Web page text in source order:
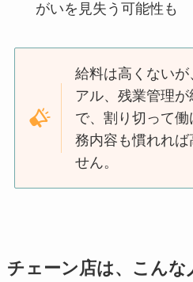
がいを見失う可能性も
給料は高くないが
アル、残業管理
で、割り切って
務内容も慣れれば
せん。
チェーン店は、こんな